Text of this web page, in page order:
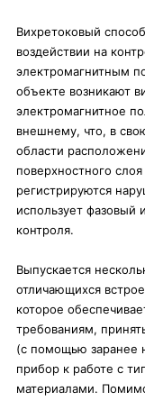
Вихретоковый
воздействии на
электромагнитным
объекте возникают
электромагнитное
внешнему, что, в
области
поверхностного
регистрируются
использует фазовый
контроля.
Выпускается
отличающихся
которое
требованиям,
(с помощью заранее
прибор к работе с
материалами.